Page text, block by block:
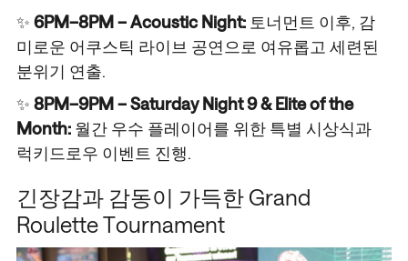
✨6PM–8PM – Acoustic Night: 토너먼트 이후, 감
미로운 어쿠스틱 라이브 공연으로 여유롭고 세련된
분위기 연출.
✨8PM–9PM – Saturday Night 9 & Elite of the
Month: 월간 우수 플레이어를 위한 특별 시상식과
럭키드로우 이벤트 진행.
긴장감과 감동이 가득한 Grand
Roulette Tournament